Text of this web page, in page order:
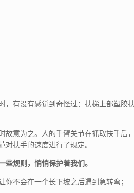
，有没有感觉到奇怪过：扶梯上部塑胶
故意为之。人的手臂关节在抓取扶手后
对扶手的速度进行了规定。
些规则，悄悄保护着我们。
你不会在一个长下坡之后遇到急转弯；